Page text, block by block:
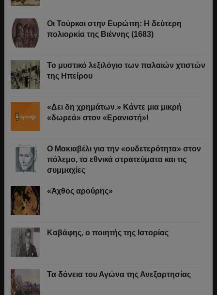
Οι Τούρκοι στην Ευρώπη: Η δεύτερη
πολιορκία της Βιέννης (1683)
Το μυστικό λεξιλόγιο των παλαιών χτιστών
της Ηπείρου
«Δει δη χρημάτων.» Κάντε μια μικρή
«δωρεά» στον «Ερανιστή»!
O Μακιαβέλι για την «ουδετερότητα» στον
πόλεμο, τα εθνικά στρατεύματα και τις
συμμαχίες
«Άχθος αρούρης»
Καβάφης, ο ποιητής της Ιστορίας
Τα δάνεια του Αγώνα της Ανεξαρτησίας